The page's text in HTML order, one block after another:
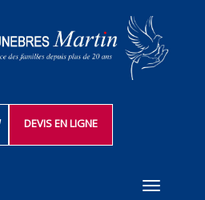
DEVIS EN LIGNE
Toggle